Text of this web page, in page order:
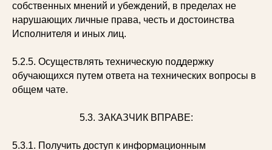
собственных мнений и убеждений, в пределах не
нарушающих личные права, честь и достоинства
Исполнителя и иных лиц.
5.2.5. Осуществлять техническую поддержку
обучающихся путем ответа на технических вопросы в
общем чате.
5.3. ЗАКАЗЧИК ВПРАВЕ:
5.3.1. Получить доступ к информационным